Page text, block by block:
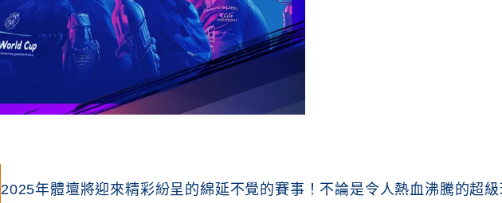
2025年體壇將迎來精彩紛呈的綿延不覺的賽事！不論是令人熱血沸騰的超